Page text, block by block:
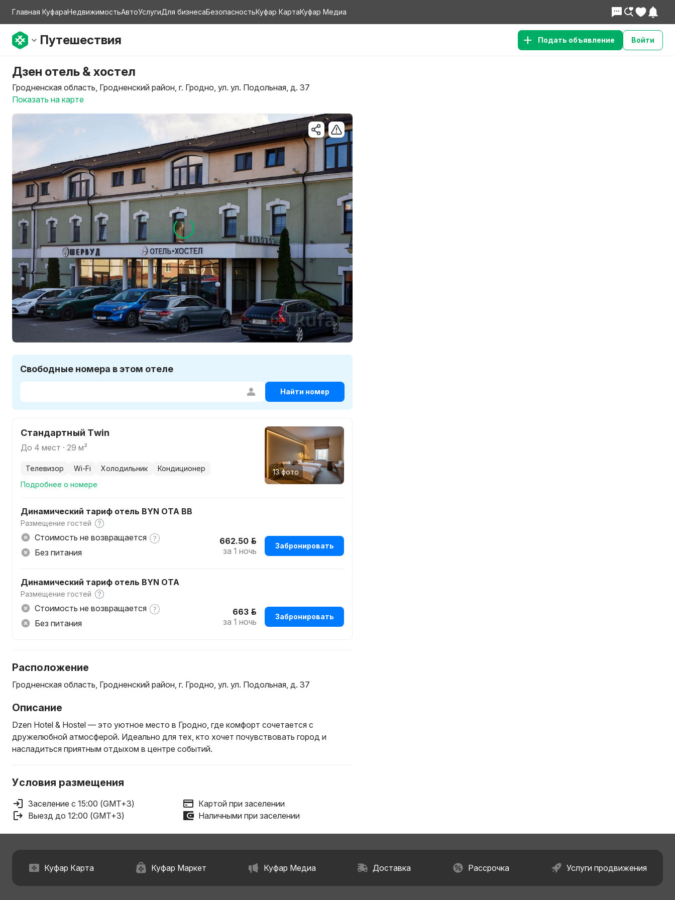
Главная КуфараНедвижимостьАвтоУслугиДля бизнесаБезопасностьКуфар КартаКуфар Медиа
Путешествия Подать объявление Войти
Дзен отель & хостел
Гродненская область, Гродненский район, г. Гродно, ул. ул. Подольная, д. 37
Показать на карте
Свободные номера в этом отеле
Найти номер
Стандартный Twin
до 4 мест · 29 м²
телевизор Wi-Fi холодильник
кондиционер
Подробнее о номере
13 фото
Динамический тариф отель BYN ОТА BB
Размещение гостей
Стоимость не возвращается
Без питания
662.50 р.
за 1 ночь
Забронировать
Динамический тариф отель BYN ОТА
Размещение гостей
Стоимость не возвращается
Без питания
663 р.
за 1 ночь
Забронировать
Расположение
Гродненская область, Гродненский район, г. Гродно, ул. ул. Подольная, д. 37
Описание
Dzen Hotel & Hostel — это уютное место в Гродно, где комфорт сочетается с
дружелюбной атмосферой. Идеально для тех, кто хочет почувствовать город и
насладиться приятным отдыхом в центре событий.
Условия размещения
Заселение с 15:00 (GMT+3)
Выезд до 12:00 (GMT+3)
Картой при заселении
Наличными при заселении
Куфар Карта Куфар Маркет Куфар Медиа Доставка Рассрочка Услуги продвижения